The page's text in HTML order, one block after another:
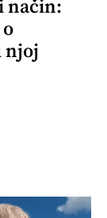
način:
njoj